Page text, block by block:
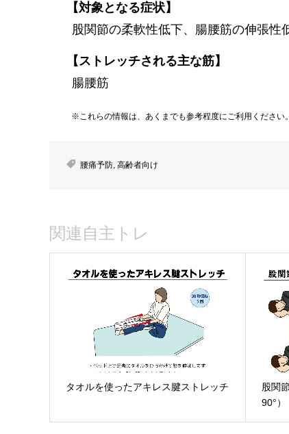
【対象となる症状】
股関節の柔軟性低下、腸腰筋の伸張性
【ストレッチされる主な筋】
腸腰筋
※これらの情報は、あくまでも参考程度にご利用ください。
腰痛予防, 高齢者向け
関連自主トレ
タオルを使ったアキレス腱ストレッチ
股関
90°）